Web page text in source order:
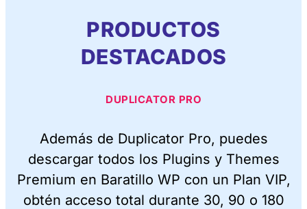
PRODUCTOS
DESTACADOS
DUPLICATOR PRO
Además de Duplicator Pro, puedes
descargar todos los Plugins y Themes
Premium en Baratillo WP con un Plan VIP,
obtén acceso total durante 30, 90 o 180